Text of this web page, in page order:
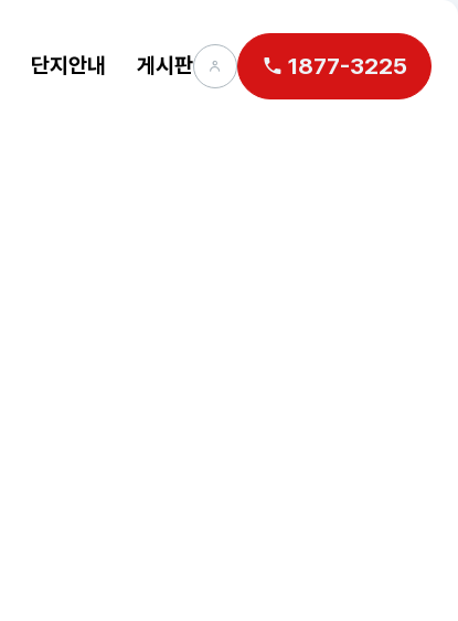
단지안내 게시판 1877-3225